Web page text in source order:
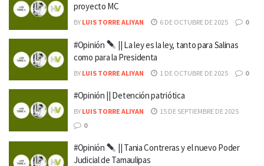
proyecto MC
BY LUIS TORRE ALIYAN 6 DE OCTUBRE DE 2025 0
#Opinión
|| La ley es la ley, tanto para Salinas
como para la Presidenta
BY LUIS TORRE ALIYAN 1 DE OCTUBRE DE 2025 0
#Opinión || Detención patriótica
BY LUIS TORRE ALIYAN
15 DE SEPTIEMBRE DE 2025
0
#Opinión
|| Tania Contreras y el nuevo Poder
Judicial de Tamaulipas